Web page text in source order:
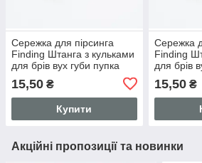
Сережка для пірсинга
Finding Штанга з кульками
для брів вух губи пупка
316L Сталистий 25мм x
5мм Pr00207
15,50 ₴
Купити
Сережка
Finding
для брів
316L
5мм
15,50₴
Акційні пропозиції та новинки